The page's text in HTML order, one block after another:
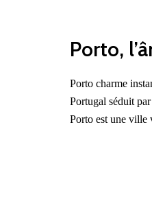
Porto,
Porto charme
Portugal séduit
Porto est une ville